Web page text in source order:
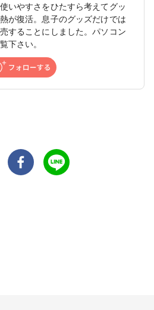
いやすさをひたすら考えてグッ
が復活。息子のグッズだけでは
することにしました。パソコン
下さい。